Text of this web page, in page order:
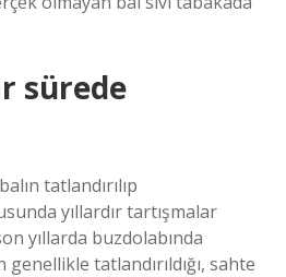
sürede
tatlandırılıp
yıllardır tartışmalar
yıllarda buzdolabında
tatlandırıldığı, sahte